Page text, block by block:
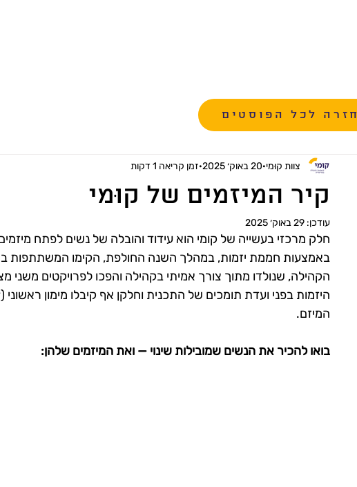
חזרה לכל הפוסטים
קיר המיזמים של קוּמי
צוות קוּמי 20 באוק׳ 2025 זמן קריאה 1 דקות
עודכן: 29 באוק׳ 2025
חלק מרכזי בעשייה של קומי הוא עידוד והובלה של נשים לפתח
הקהילה, שנולדו מתוך צורך אמיתי בקהילה והפכו לפרויקטים משני
המיזם.
בואו להכיר את הנשים שמובילות שינוי — ואת המיזמים שלהן: